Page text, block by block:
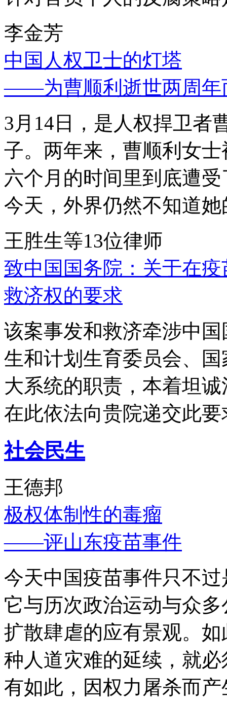
李金芳
中国人权卫士的灯塔
——为曹顺利逝世两周年
3月14日，是人权捍卫者
子。两年来，曹顺利女
六个月的时间里到底遭
今天，外界仍然不知道
王胜生等13位律师
致中国国务院：关于在
救济权的要求
该案事发和救济牵涉中
生和计划生育委员会、
大系统的职责，本着坦
在此依法向贵院递交此要
社会民生
王德邦
极权体制性的毒瘤
——评山东疫苗事件
今天中国疫苗事件只不
它与历次政治运动与众
扩散肆虐的应有景观。
种人道灾难的延续，就
有如此，因权力屠杀而